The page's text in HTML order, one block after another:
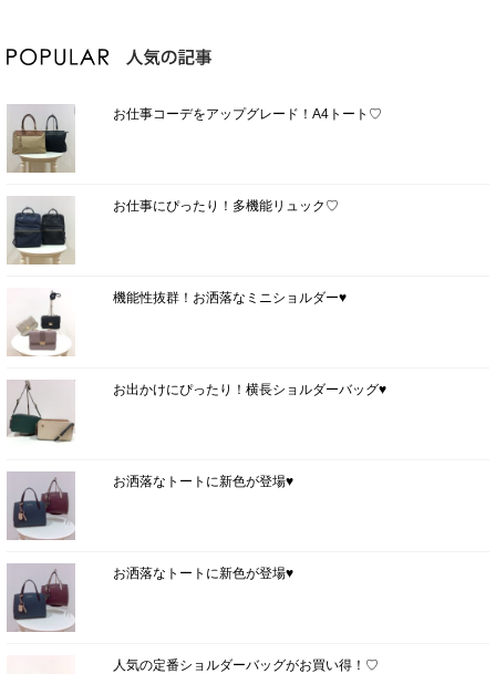
お仕事コーデをアップグレード！A4トート♡
お仕事にぴったり！多機能リュック♡
機能性抜群！お洒落なミニショルダー♥
お出かけにぴったり！横長ショルダーバッグ♥
お洒落なトートに新色が登場♥
お洒落なトートに新色が登場♥
人気の定番ショルダーバッグがお買い得！♡